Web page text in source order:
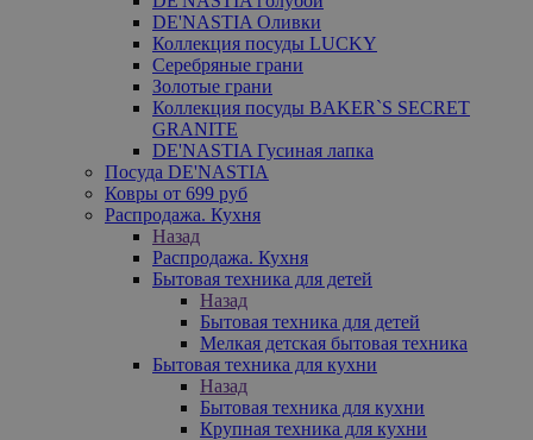
DE'NASTIA Оливки
Коллекция посуды LUCKY
Серебряные грани
Золотые грани
Коллекция посуды BAKER`S SECRET
GRANITE
DE'NASTIA Гусиная лапка
Посуда DE'NASTIA
Ковры от 699 руб
Распродажа. Кухня
Назад
Распродажа. Кухня
Бытовая техника для детей
Назад
Бытовая техника для детей
Мелкая детская бытовая техника
Бытовая техника для кухни
Назад
Бытовая техника для кухни
Крупная техника для кухни